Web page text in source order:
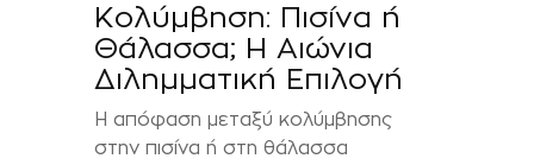
Κολύμβηση: Πισίνα ή
Θάλασσα; Η Αιώνια
Διλημματική Επιλογή
Η απόφαση μεταξύ κολύμβησης
στην πισίνα ή στη θάλασσα